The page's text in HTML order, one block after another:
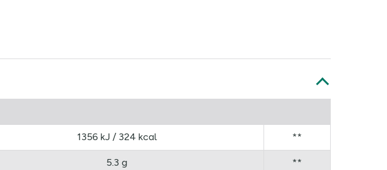
1356 kJ / 324 kcal **
5.3 g **